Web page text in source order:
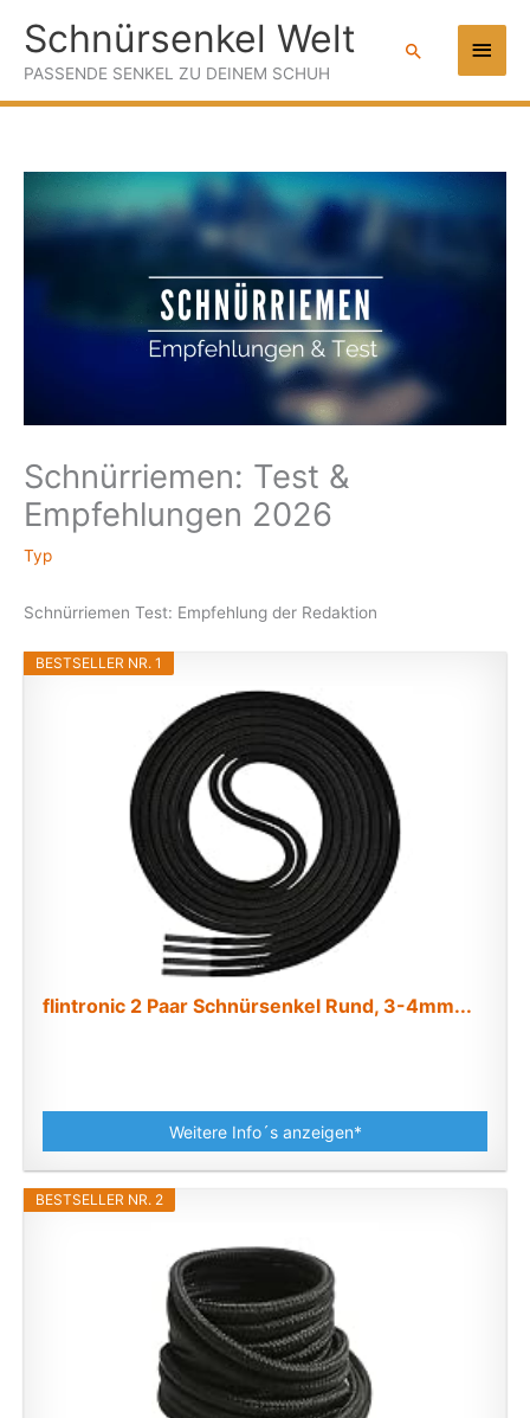
Inhalt
springen
Schnürsenkel Welt
PASSENDE SENKEL ZU DEINEM SCHUH
Suchen
Schnürriemen: Test &
Empfehlungen 2026
Typ
Schnürriemen Test: Empfehlung der Redaktion
BESTSELLER NR. 1
flintronic 2 Paar Schnürsenkel Rund, 3-4mm...
Weitere Info´s anzeigen*
BESTSELLER NR. 2